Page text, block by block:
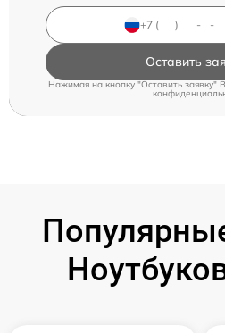
Оставить
Нажимая на кнопку "Оставить заявку"